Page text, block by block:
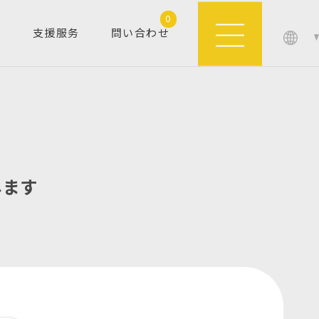
支援服务 問い合わせ
0
す